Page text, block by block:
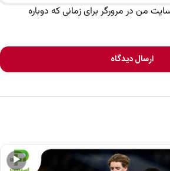
من در مرورگر برای زمانی که دوباره
ارسال دیدگاه
▶